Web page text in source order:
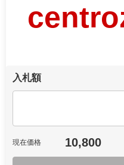
入札額
現在価格 10,800